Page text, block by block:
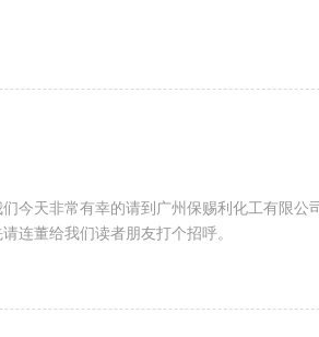
今天非常有幸的请到广州保赐利化工有限公
连董给我们读者朋友打个招呼。